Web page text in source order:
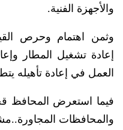
والأجهزة الفنية.
وثمن اهتمام وحرص
إعادة تشغيل المطار
العمل في إعادة تأهيله
فيما استعرض المحافظ
والمحافظات